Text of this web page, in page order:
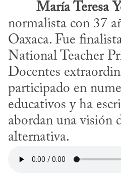
María Teresa
normalista con 37
Oaxaca. Fue
National Teacher
Docentes
participado en
educativos y ha
abordan una visión
alternativa.